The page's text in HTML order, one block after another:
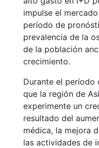
impulse el
período de
prevalencia de la
de la población
crecimiento.
Durante el período
que la región de
experimente un
resultado del
médica, la mejora
las actividades de